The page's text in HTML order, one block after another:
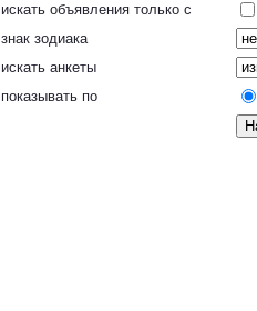
искать объявления только с
знак зодиака
искать анкеты
показывать по